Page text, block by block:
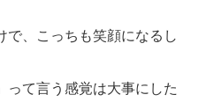
で、こっちも笑顔になるし
って言う感覚は大事にした